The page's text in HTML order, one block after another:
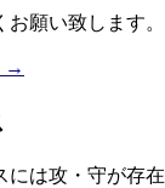
願い致します。
→
には攻・守が存在